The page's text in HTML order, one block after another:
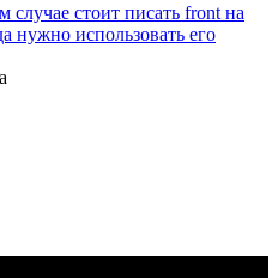
случае стоит писать front на
нужно использовать его